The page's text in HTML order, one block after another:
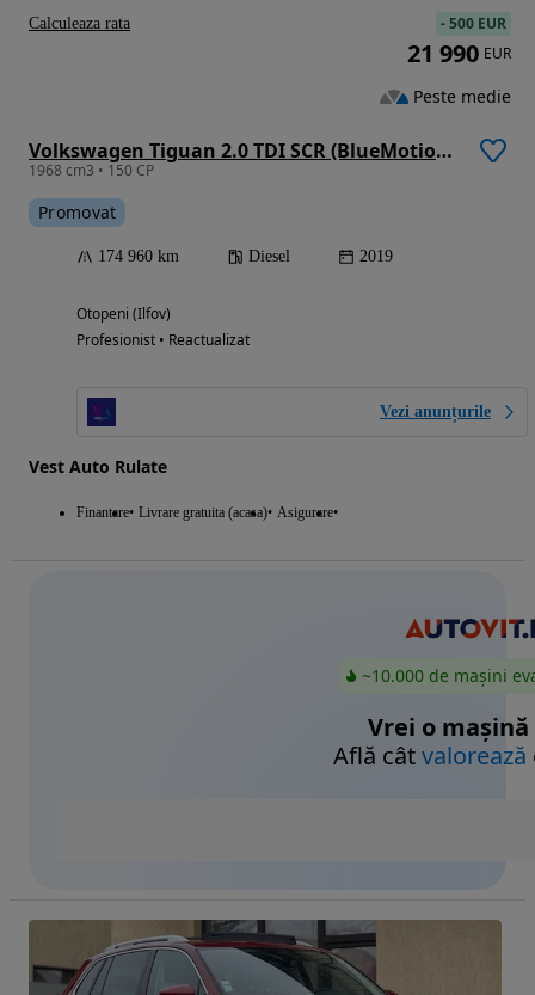
Volkswagen Tiguan 2.0 TDI SCR (BlueMotion Technology) DSG Highline
1968 cm3 • 150 CP
Promovat
174 960 km Diesel 2019
Otopeni (Ilfov)
Profesionist • Reactualizat
Vezi anunțurile
Vest Auto Rulate
Finantare Livrare gratuita (acasa) Asigurare
-500 EUR
21 990 EUR
Peste medie
Calculeaza rata
~10.000 de mașini
Vrei o mașină
Află câtvalorează